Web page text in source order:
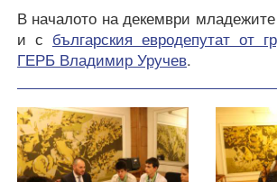
В началото на декември
и с българския евродепутат от
ГЕРБ Владимир Уручев.